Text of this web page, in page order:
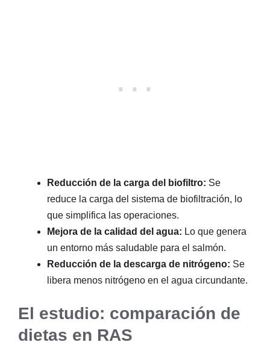
Reducción de la carga del biofiltro: Se
reduce la carga del sistema de biofiltración, lo
que simplifica las operaciones.
Mejora de la calidad del agua: Lo que genera
un entorno más saludable para el salmón.
Reducción de la descarga de nitrógeno: Se
libera menos nitrógeno en el agua circundante.
El estudio: comparación de
dietas en RAS